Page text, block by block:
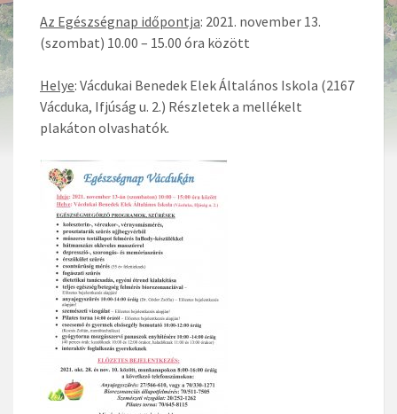
Az Egészségnap időpontja: 2021. november 13.
(szombat) 10.00 – 15.00 óra között
Helye: Vácdukai Benedek Elek Általános Iskola (2167
Vácduka, Ifjúság u. 2.) Részletek a mellékelt
plakáton olvashatók.